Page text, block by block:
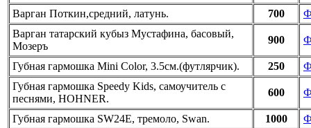
Варган Поткин,средний, латунь.
700
Варган татарский кубыз Мустафина, басовый,
Мозеръ
900
Губная гармошка Mini Color, 3.5см.(футлярчик). 250
Губная гармошка Speedy Kids, самоучитель с
песнями, HOHNER.
600
Губная гармошка SW24E, тремоло, Swan. 1000